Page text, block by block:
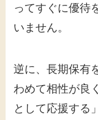
ってすぐに優待
いません。
逆に、長期保有
わめて相性が良
として応援する